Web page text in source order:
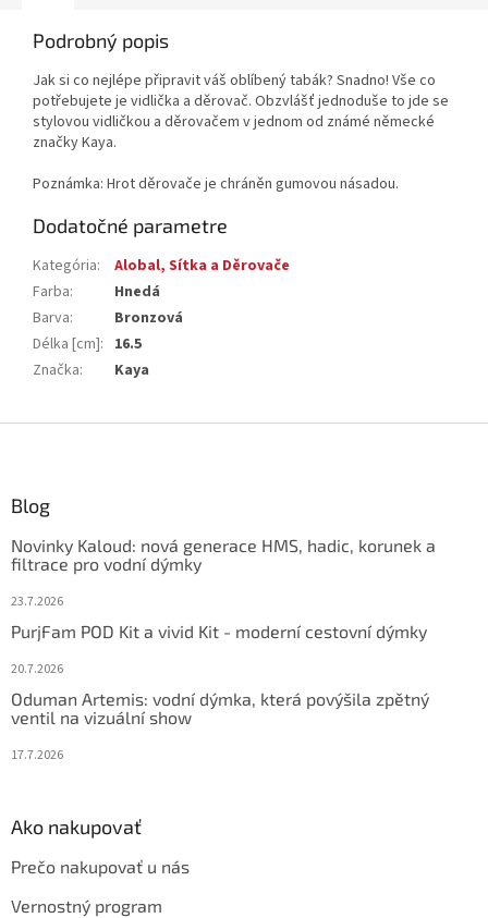
Podrobný popis
Jak si co nejlépe připravit váš oblíbený tabák? Snadno! Vše co
potřebujete je vidlička a děrovač. Obzvlášť jednoduše to jde se
stylovou vidličkou a děrovačem v jednom od známé německé
značky Kaya.
Poznámka: Hrot děrovače je chráněn gumovou násadou.
Dodatočné parametre
Kategória:
Alobal, Sítka a Děrovače
Farba:
Hnedá
Barva:
Bronzová
Délka [cm]: 16.5
Značka: Kaya
Blog
Novinky Kaloud: nová generace HMS, hadic, korunek a
filtrace pro vodní dýmky
23.7.2026
PurjFam POD Kit a vivid Kit - moderní cestovní dýmky
20.7.2026
Oduman Artemis: vodní dýmka, která povýšila zpětný
ventil na vizuální show
17.7.2026
Ako nakupovať
Prečo nakupovať u nás
Vernostný program